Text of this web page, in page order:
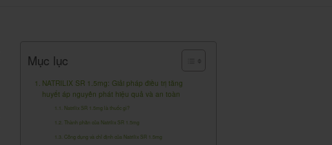
Mục lục
NATRILIX SR 1.5mg: Giải pháp điều trị tăng
huyết áp nguyên phát hiệu quả và an toàn
Natrilix SR 1.5mg là thuốc gì?
Thành phần của Natrilix SR 1.5mg
Công dụng và chỉ định của Natrilix SR 1.5mg